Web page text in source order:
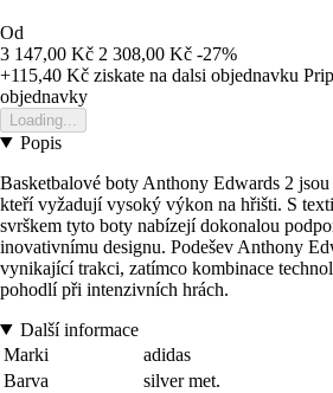
Od
3 147,00 Kč 2 308,00 Kč -27%
+115,40 Kč ziskate na dalsi objednavku
objednavky
Loading...
Popis
Basketbalové boty Anthony Edwards 2
kteří vyžadují vysoký výkon na hřišti. S
svrškem tyto boty nabízejí dokonalou
inovativnímu designu. Podešev Anthony
vynikající trakci, zatímco kombinace
pohodlí při intenzivních hrách.
Další informace
Marki
adidas
Barva
silver met.